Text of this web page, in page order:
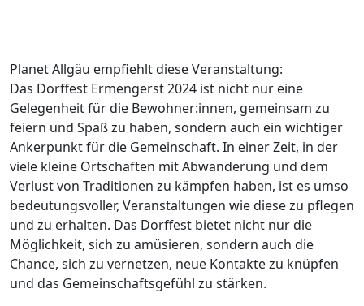
Planet Allgäu empfiehlt diese Veranstaltung:
Das Dorffest Ermengerst 2024 ist nicht nur eine
Gelegenheit für die Bewohner:innen, gemeinsam zu
feiern und Spaß zu haben, sondern auch ein wichtiger
Ankerpunkt für die Gemeinschaft. In einer Zeit, in der
viele kleine Ortschaften mit Abwanderung und dem
Verlust von Traditionen zu kämpfen haben, ist es umso
bedeutungsvoller, Veranstaltungen wie diese zu pflegen
und zu erhalten. Das Dorffest bietet nicht nur die
Möglichkeit, sich zu amüsieren, sondern auch die
Chance, sich zu vernetzen, neue Kontakte zu knüpfen
und das Gemeinschaftsgefühl zu stärken.